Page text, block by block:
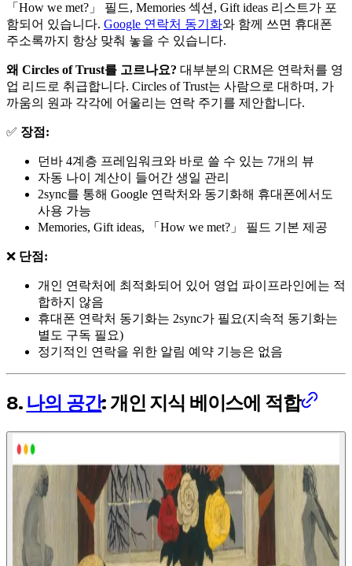
「How we met?」 필드, Memories 섹션, Gift ideas 리스트가 포
함되어 있습니다. Google 연락처 동기화와 함께 쓰면 휴대폰
주소록까지 항상 맞춰 놓을 수 있습니다.
왜 Circles of Trust를 고르나요? 대부분의 CRM은 연락처를 영
업 리드로 취급합니다. Circles of Trust는 사람으로 대하며, 가
까움의 원과 각각에 어울리는 연락 주기를 제안합니다.
✅ 장점:
던바 4계층 프레임워크와 바로 쓸 수 있는 7개의 뷰
자동 나이 계산이 들어간 생일 관리
2sync를 통해 Google 연락처와 동기화해 휴대폰에서도
사용 가능
Memories, Gift ideas, 「How we met?」 필드 기본 제공
❌ 단점:
개인 연락처에 최적화되어 있어 영업 파이프라인에는 적
합하지 않음
휴대폰 연락처 동기화는 2sync가 필요(지속적 동기화는
별도 구독 필요)
정기적인 연락을 위한 알림 예약 기능은 없음
8. 나의 공간: 개인 지식 베이스에 적합